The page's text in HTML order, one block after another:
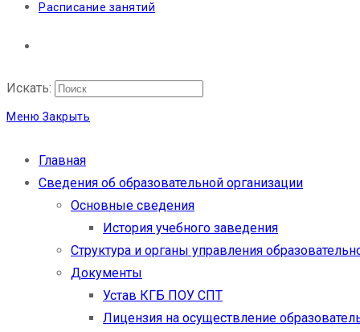
Расписание занятий
Искать:
Меню Закрыть
Главная
Сведения об образовательной организации
Основные сведения
История учебного заведения
Структура и органы управления
Документы
Устав КГБ ПОУ СПТ
Лицензия на осуществление